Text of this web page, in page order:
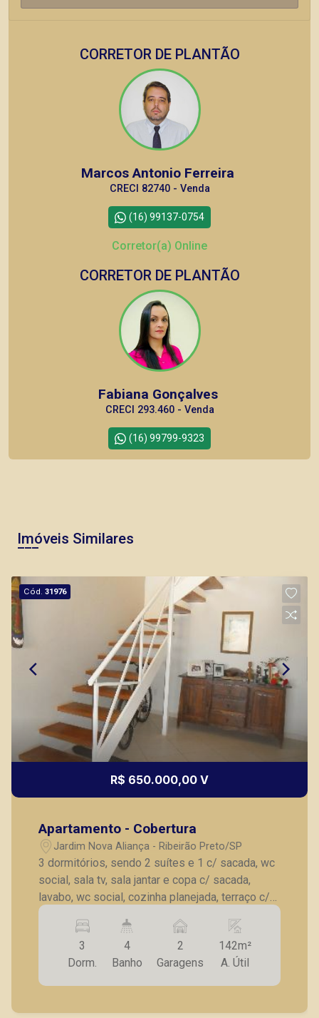
CORRETOR DE PLANTÃO
Marcos Antonio Ferreira
CRECI 82740 - Venda
(16) 99137-0754
Corretor(a) Online
CORRETOR DE PLANTÃO
Fabiana Gonçalves
CRECI 293.460 - Venda
(16) 99799-9323
Lucelia Mariotti
CRECI 146320 - Venda
(16) 99222-2915
CORRETOR DE PLANTÃO
CRECI 307.010 - Venda
(16) 98119-7226
CORRETOR DE PLANTÃO
Bráulio Alvarez
Imóveis Similares
Cód.31976
R$ 650.000,00 V
Apartamento - Cobertura
Jardim Nova Aliança - Ribeirão Preto/SP
3 dormitórios, sendo 2 suítes e 1 c/ sacada, wc
social, sala tv, sala jantar e copa c/ sacada,
lavabo, wc social, cozinha planejada, terraço c/
churrasqueira e pia, AS c/ AE, 2 vagas de
garagem.
3
Dorm.
4
Banho
2
Garagens
142m²
A. Útil